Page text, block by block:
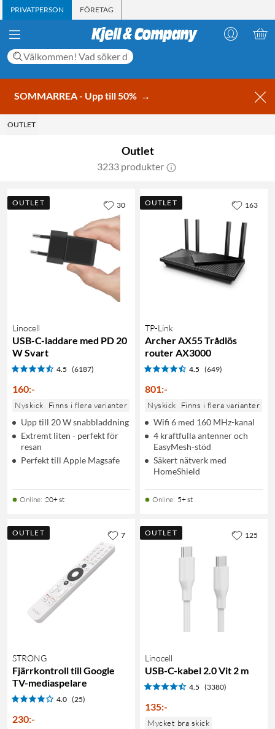
PRIVATPERSON FÖRETAG
SOMMARREA - Upp till 50% →
OUTLET
Outlet
3233 produkter
OUTLET
Linocell
USB-C-laddare med PD 20
W Svart
4.5 (6187)
160:-
Nyskick Finns i flera varianter
Upp till 20 W snabbladdning
Extremt liten - perfekt för
resan
Perfekt till Apple Magsafe
Online: 20+ st
30 OUTLET
TP-Link
Archer AX55 Trådlös
router AX3000
4.5 (649)
801:-
Nyskick Finns i flera varianter
Wifi 6 med 160 MHz-kanal
4 kraftfulla antenner och
EasyMesh-stöd
Säkert nätverk med
HomeShield
Online: 5+ st
163
OUTLET
STRONG
Fjärrkontroll till Google
TV-mediaspelare
4.0 (25)
230:-
7 OUTLET
Linocell
USB-C-kabel 2.0 Vit 2 m
4.5 (3380)
135:-
Mycket bra skick
125